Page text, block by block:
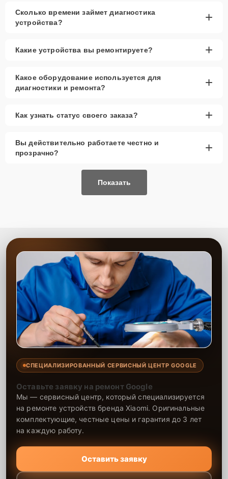
Сколько времени займет диагностика
устройства?
+
Какие устройства вы ремонтируете? +
Какое оборудование используется для
диагностики и ремонта?
+
Как узнать статус своего заказа? +
Вы действительно работаете честно и
прозрачно?
+
Показать
СПЕЦИАЛИЗИРОВАННЫЙ СЕРВИСНЫЙ ЦЕНТР GOOGLE
Оставьте заявку на ремонт Google
Мы — сервисный центр, который специализируется
на ремонте устройств бренда Xiaomi. Оригинальные
комплектующие, честные цены и гарантия до 3 лет
на каждую работу.
Оставить заявку